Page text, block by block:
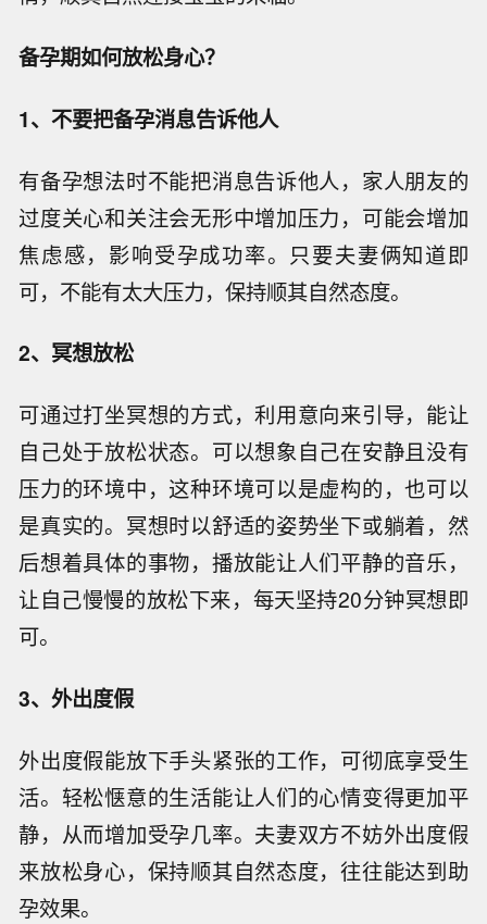
备孕期如何放松身心？
1、不要把备孕消息告诉他人
有备孕想法时不能把消息告诉他人，家人朋友的
过度关心和关注会无形中增加压力，可能会增加
焦虑感，影响受孕成功率。只要夫妻俩知道即
可，不能有太大压力，保持顺其自然态度。
2、冥想放松
可通过打坐冥想的方式，利用意向来引导，能让
自己处于放松状态。可以想象自己在安静且没有
压力的环境中，这种环境可以是虚构的，也可以
是真实的。冥想时以舒适的姿势坐下或躺着，然
后想着具体的事物，播放能让人们平静的音乐，
让自己慢慢的放松下来，每天坚持20分钟冥想即
可。
3、外出度假
外出度假能放下手头紧张的工作，可彻底享受生
活。轻松惬意的生活能让人们的心情变得更加平
静，从而增加受孕几率。夫妻双方不妨外出度假
来放松身心，保持顺其自然态度，往往能达到助
孕效果。